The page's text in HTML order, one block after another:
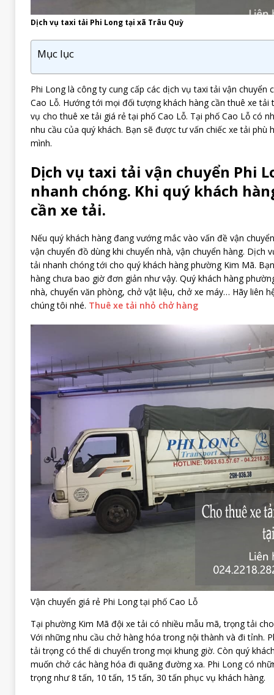
Dịch vụ taxi tải Phi Long tại xã Trâu Quỳ
Mục lục
Phi Long là công ty cung cấp các dịch vụ taxi tải vận chuyển
Cao Lỗ. Hướng tới mọi đối tượng khách hàng cần thuê xe tải
vụ cho thuê xe tải giá rẻ tại phố Cao Lỗ. Tại phố Cao Lỗ có
nhu cầu của quý khách. Bạn sẽ được tư vấn chiếc xe tải phù
mình.
Dịch vụ taxi tải vận chuyển Phi
nhanh chóng. Khi quý khách
cần xe tải.
Nếu quý khách hàng đang vướng mắc vào vấn đề vận
vận chuyển đồ dùng khi chuyển nhà, vận chuyển hàng. Dịch
tải nhanh chóng tới cho quý khách hàng phường Kim Mã.
hàng chưa bao giờ đơn giản như vậy. Quý khách hàng
nhà, chuyển văn phòng, chở vật liệu, chở xe máy… Hãy liên
chúng tôi nhé. Thuê xe tải nhỏ chở hàng
Vận chuyển giá rẻ Phi Long tại phố Cao Lỗ
Tại phường Kim Mã đội xe tải có nhiều mẫu mã, trọng tải
Với những nhu cầu chở hàng hóa trong nội thành và đi tỉnh.
tải trọng có thể di chuyển trong mọi khung giờ. Còn quý
muốn chở các hàng hóa đi quãng đường xa. Phi Long có
trọng như 8 tấn, 10 tấn, 15 tấn, 30 tấn phục vụ khách hàng.